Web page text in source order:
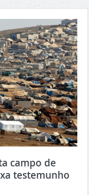
campo de
testemunho